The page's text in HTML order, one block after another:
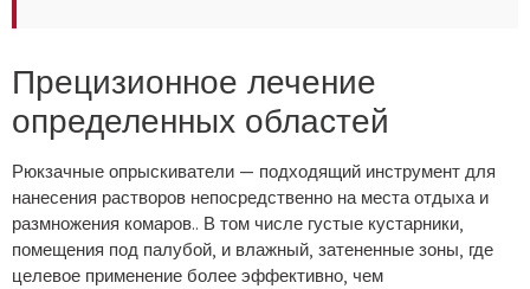
Прецизионное лечение
определенных областей
Рюкзачные опрыскиватели — подходящий инструмент для
нанесения растворов непосредственно на места отдыха и
размножения комаров.. В том числе густые кустарники,
помещения под палубой, и влажный, затененные зоны, где
целевое применение более эффективно, чем